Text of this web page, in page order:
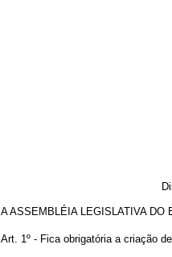
A ASSEMBLÉIA LEGISLATIVA
Art. 1º - Fica obrigatória a criação